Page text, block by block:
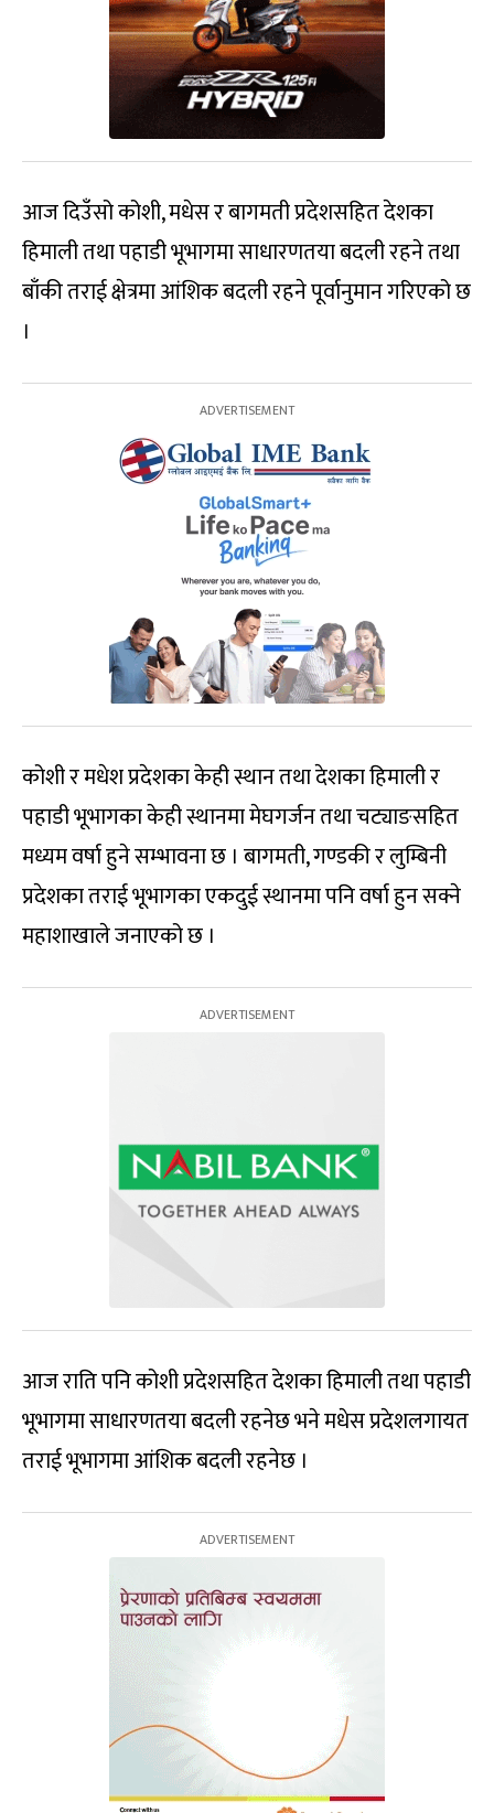
आज दिउँसो कोशी, मधेस र बागमती प्रदेशसहित देशका
हिमाली तथा पहाडी भूभागमा साधारणतया बदली रहने तथा
बाँकी तराई क्षेत्रमा आंशिक बदली रहने पूर्वानुमान गरिएको छ
।
कोशी र मधेश प्रदेशका केही स्थान तथा देशका हिमाली र
पहाडी भूभागका केही स्थानमा मेघगर्जन तथा चट्याङसहित
मध्यम वर्षा हुने सम्भावना छ । बागमती, गण्डकी र लुम्बिनी
प्रदेशका तराई भूभागका एकदुई स्थानमा पनि वर्षा हुन सक्ने
महाशाखाले जनाएको छ ।
आज राति पनि कोशी प्रदेशसहित देशका हिमाली तथा पहाडी
भूभागमा साधारणतया बदली रहनेछ भने मधेस प्रदेशलगायत
तराई भूभागमा आंशिक बदली रहनेछ ।